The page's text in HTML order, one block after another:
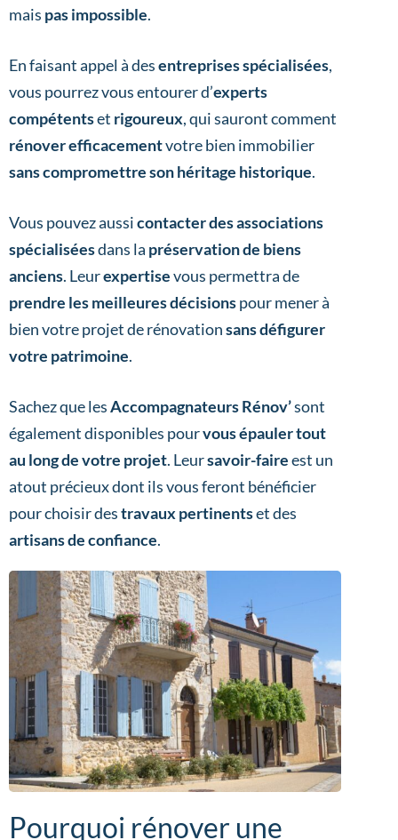
mais pas impossible.
En faisant appel à desentreprises spécialisées,
vous pourrez vous entourer d’experts
compétentset rigoureux, qui sauront comment
rénover efficacementvotre bien immobilier
sans compromettre son héritage historique.
Vous pouvez aussicontacter des associations
spécialiséesdans la préservation de biens
anciens. Leurexpertisevous permettra de
prendre les meilleures décisionspour mener à
bien votre projet de rénovationsans défigurer
votre patrimoine.
Sachez que lesAccompagnateurs Rénov’sont
également disponibles pourvous épauler tout
au long de votre projet. Leursavoir-faireest un
atout précieux dont ils vous feront bénéficier
pour choisir destravaux pertinentset des
artisans de confiance.
Pourquoi rénover une